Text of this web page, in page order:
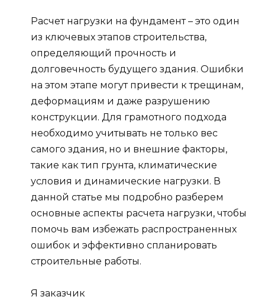
Расчет нагрузки на фундамент – это один
из ключевых этапов строительства,
определяющий прочность и
долговечность будущего здания. Ошибки
на этом этапе могут привести к трещинам,
деформациям и даже разрушению
конструкции. Для грамотного подхода
необходимо учитывать не только вес
самого здания, но и внешние факторы,
такие как тип грунта, климатические
условия и динамические нагрузки. В
данной статье мы подробно разберем
основные аспекты расчета нагрузки, чтобы
помочь вам избежать распространенных
ошибок и эффективно спланировать
строительные работы.
Я заказчик